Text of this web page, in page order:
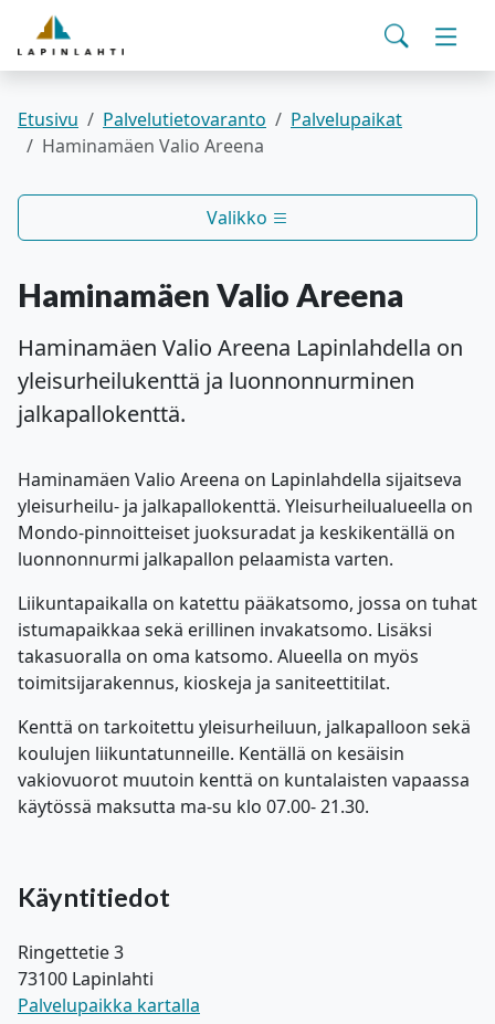
Siirry pääsisältöön
Yhteystiedot
Pohjois-Savon hyvinvointialue
Haku
Asuminen ja ympäristö
Varhaiskasvatus ja koulutus
Kunta ja päätöksenteko
Työ- ja elinvoimapalvelut
Verkkoasiointi
Etusivu Palvelutietovaranto
Palvelupaikat
Haminamäen Valio Areena
Valikko
Haminamäen Valio Areena
Haminamäen Valio Areena Lapinlahdella on
yleisurheilukenttä ja luonnonnurminen
jalkapallokenttä.
Haminamäen Valio Areena on Lapinlahdella sijaitseva
yleisurheilu- ja jalkapallokenttä. Yleisurheilualueella on
Mondo-pinnoitteiset juoksuradat ja keskikentällä on
luonnonnurmi jalkapallon pelaamista varten.
Liikuntapaikalla on katettu pääkatsomo, jossa on tuhat
istumapaikkaa sekä erillinen invakatsomo. Lisäksi
takasuoralla on oma katsomo. Alueella on myös
toimitsijarakennus, kioskeja ja saniteettitilat.
Kenttä on tarkoitettu yleisurheiluun, jalkapalloon sekä
koulujen liikuntatunneille. Kentällä on kesäisin
vakiovuorot muutoin kenttä on kuntalaisten vapaassa
käytössä maksutta ma-su klo 07.00- 21.30.
Käyntitiedot
Ringettetie 3
73100 Lapinlahti
Palvelupaikka kartalla